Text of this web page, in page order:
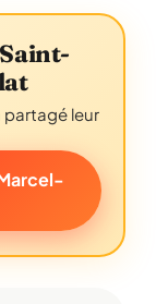
partagé leur